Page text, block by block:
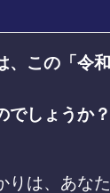
、この「令
でしょうか？
りは、あな